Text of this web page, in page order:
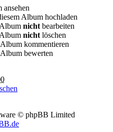
Album hochladen
nicht bearbeiten
nicht löschen
kommentieren
bewerten
© phpBB Limited